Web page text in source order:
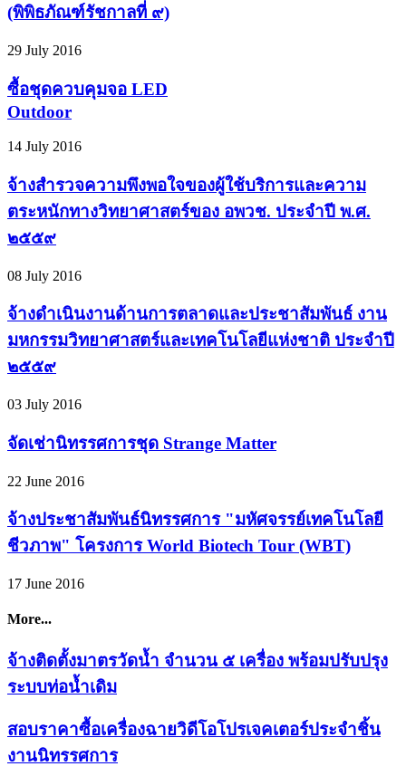
(พิพิธภัณฑ์รัชกาลที่ ๙)
29 July 2016
ซื้อชุดควบคุมจอ LED
Outdoor
14 July 2016
จ้างสำรวจความพึงพอใจของผู้ใช้บริการและความ
ตระหนักทางวิทยาศาสตร์ของ อพวช. ประจำปี พ.ศ.
๒๕๕๙
08 July 2016
จ้างดำเนินงานด้านการตลาดและประชาสัมพันธ์ งาน
มหกรรมวิทยาศาสตร์และเทคโนโลยีแห่งชาติ ประจำปี
๒๕๕๙
03 July 2016
จัดเช่านิทรรศการชุด Strange Matter
22 June 2016
จ้างประชาสัมพันธ์นิทรรศการ "มหัศจรรย์เทคโนโลยี
ชีวภาพ" โครงการ World Biotech Tour (WBT)
17 June 2016
More...
จ้างติดตั้งมาตรวัดน้ำ จำนวน ๕ เครื่อง พร้อมปรับปรุง
ระบบท่อน้ำเดิม
สอบราคาซื้อเครื่องฉายวิดีโอโปรเจคเตอร์ประจำชิ้น
งานนิทรรศการ